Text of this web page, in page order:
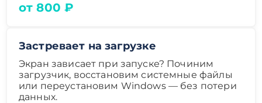
от 800 ₽
Застревает на загрузке
Экран зависает при запуске? Починим
загрузчик, восстановим системные файлы
или переустановим Windows — без потери
данных.